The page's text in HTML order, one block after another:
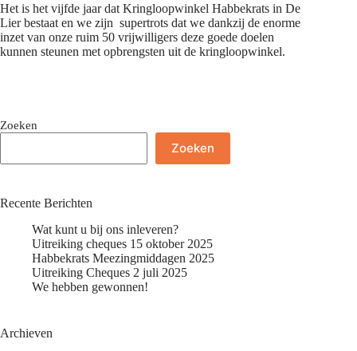
Het is het vijfde jaar dat Kringloopwinkel Habbekrats in De
Lier bestaat en we zijn supertrots dat we dankzij de enorme
inzet van onze ruim 50 vrijwilligers deze goede doelen
kunnen steunen met opbrengsten uit de kringloopwinkel.
Zoeken
Zoeken
Recente Berichten
Wat kunt u bij ons inleveren?
Uitreiking cheques 15 oktober 2025
Habbekrats Meezingmiddagen 2025
Uitreiking Cheques 2 juli 2025
We hebben gewonnen!
Archieven